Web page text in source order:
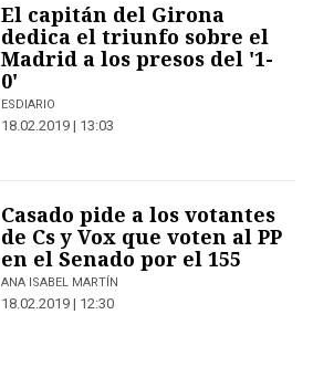
El capitán del Girona
dedica el triunfo sobre el
Madrid a los presos del '1-
0'
ESDIARIO
18.02.2019 | 13:03
Casado pide a los votantes
de Cs y Vox que voten al PP
en el Senado por el 155
ANA ISABEL MARTÍN
18.02.2019 | 12:30